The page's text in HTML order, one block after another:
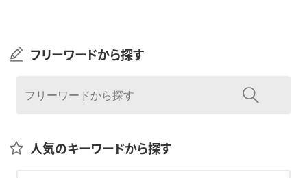
フリーワードから探す
人気のキーワードから探す